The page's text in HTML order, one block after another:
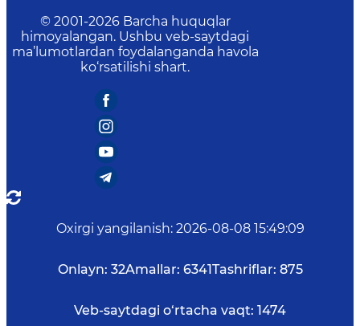
© 2001-2026 Barcha huquqlar
himoyalangan. Ushbu veb-saytdagi
ma’lumotlardan foydalanganda havola
ko‘rsatilishi shart.
Oxirgi yangilanish: 2026-08-08 15:49:09
Onlayn: 32Amallar: 6341Tashriflar: 875
Veb-saytdagi o‘rtacha vaqt: 1474